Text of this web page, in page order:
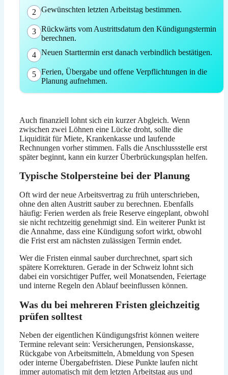
2
Gewünschten letzten Arbeitstag bestimmen.
3 Rückwärts vom Austrittsdatum den Kündigungstermin
berechnen.
4 Neuen Starttermin erst danach verbindlich bestätigen.
5 Ferien, Übergabe und offene Verpflichtungen in die
Planung aufnehmen.
Auch finanziell lohnt sich ein kurzer Abgleich. Wenn
zwischen zwei Löhnen eine Lücke droht, sollte die
Liquidität für Miete, Krankenkasse und laufende
Rechnungen vorher stimmen. Falls die Anschlussstelle erst
später beginnt, kann ein kurzer Überbrückungsplan helfen.
Typische Stolpersteine bei der Planung
Oft wird der neue Arbeitsvertrag zu früh unterschrieben,
ohne den alten Austritt sauber zu berechnen. Ebenfalls
häufig: Ferien werden als freie Reserve eingeplant, obwohl
sie nicht rechtzeitig genehmigt sind. Ein weiterer Punkt ist
die Annahme, dass eine Kündigung sofort wirkt, obwohl
die Frist erst am nächsten zulässigen Termin endet.
Wer die Fristen einmal sauber durchrechnet, spart sich
spätere Korrekturen. Gerade in der Schweiz lohnt sich
dabei ein vorsichtiger Puffer, weil Monatsenden, Feiertage
und interne Regeln den Ablauf beeinflussen können.
Was du bei mehreren Fristen gleichzeitig
prüfen solltest
Neben der eigentlichen Kündigungsfrist können weitere
Termine relevant sein: Versicherungen, Pensionskasse,
Rückgabe von Arbeitsmitteln, Abmeldung von Spesen
oder interne Übergabefristen. Diese Punkte laufen nicht
immer automatisch mit dem letzten Arbeitstag aus und